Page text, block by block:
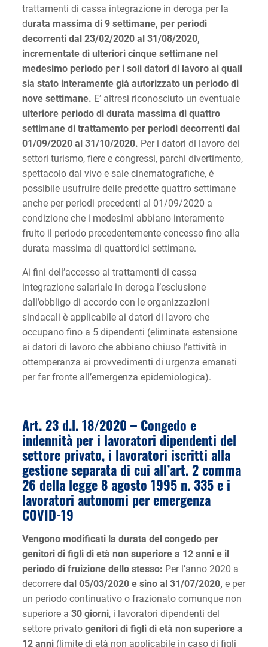
trattamenti di cassa integrazione in deroga per la
durata massima di 9 settimane, per periodi
decorrenti dal 23/02/2020 al 31/08/2020,
incrementate di ulteriori cinque settimane nel
medesimo periodo per i soli datori di lavoro ai quali
sia stato interamente già autorizzato un periodo di
nove settimane. E’ altresì riconosciuto un eventuale
ulteriore periodo di durata massima di quattro
settimane di trattamento per periodi decorrenti dal
01/09/2020 al 31/10/2020. Per i datori di lavoro dei
settori turismo, fiere e congressi, parchi divertimento,
spettacolo dal vivo e sale cinematografiche, è
possibile usufruire delle predette quattro settimane
anche per periodi precedenti al 01/09/2020 a
condizione che i medesimi abbiano interamente
fruito il periodo precedentemente concesso fino alla
durata massima di quattordici settimane.
Ai fini dell’accesso ai trattamenti di cassa
integrazione salariale in deroga l’esclusione
dall’obbligo di accordo con le organizzazioni
sindacali è applicabile ai datori di lavoro che
occupano fino a 5 dipendenti (eliminata estensione
ai datori di lavoro che abbiano chiuso l’attività in
ottemperanza ai provvedimenti di urgenza emanati
per far fronte all’emergenza epidemiologica).
Art. 23 d.l. 18/2020 – Congedo e
indennità per i lavoratori dipendenti del
settore privato, i lavoratori iscritti alla
gestione separata di cui all’art. 2 comma
26 della legge 8 agosto 1995 n. 335 e i
lavoratori autonomi per emergenza
COVID-19
Vengono modificati la durata del congedo per
genitori di figli di età non superiore a 12 anni e il
periodo di fruizione dello stesso: Per l’anno 2020 a
decorrere dal 05/03/2020 e sino al 31/07/2020, e per
un periodo continuativo o frazionato comunque non
superiore a 30 giorni, i lavoratori dipendenti del
settore privato genitori di figli di età non superiore a
12 anni (limite di età non applicabile in caso di figli